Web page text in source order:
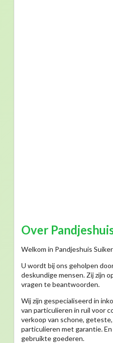
Over
Welkom in Pandjeshuis
U wordt bij ons geholpen
deskundige mensen. Zij zijn
vragen te beantwoorden.
Wij zijn gespecialiseerd in
van particulieren in ruil voor
verkoop van schone,
particulieren met garantie.
gebruikte goederen.